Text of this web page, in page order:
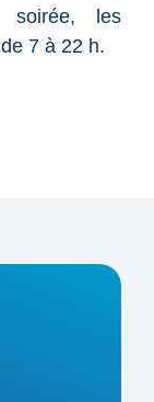
soirée, les
7 à 22 h.